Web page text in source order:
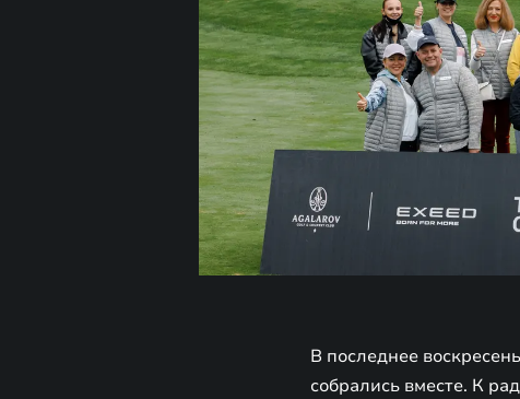
В последнее
собрались вместе. К